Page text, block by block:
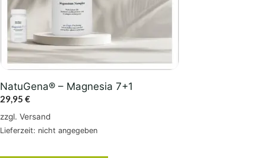
NatuGena® – Magnesia 7+1
29,95 €
zzgl. Versand
Lieferzeit: nicht angegeben